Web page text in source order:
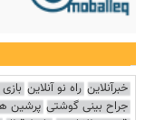
خبرآنلاین راه نو آنلاین
جراح بینی گوشتی پرشین